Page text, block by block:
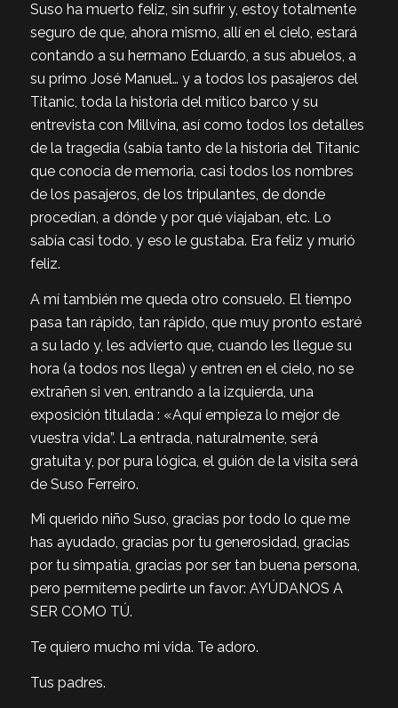
Suso ha muerto feliz, sin sufrir y, estoy totalmente
seguro de que, ahora mismo, allí en el cielo, estará
contando a su hermano Eduardo, a sus abuelos, a
su primo José Manuel… y a todos los pasajeros del
Titanic, toda la historia del mítico barco y su
entrevista con Millvina, así como todos los detalles
de la tragedia (sabía tanto de la historia del Titanic
que conocía de memoria, casi todos los nombres
de los pasajeros, de los tripulantes, de donde
procedían, a dónde y por qué viajaban, etc. Lo
sabía casi todo, y eso le gustaba. Era feliz y murió
feliz.
A mí también me queda otro consuelo. El tiempo
pasa tan rápido, tan rápido, que muy pronto estaré
a su lado y, les advierto que, cuando les llegue su
hora (a todos nos llega) y entren en el cielo, no se
extrañen si ven, entrando a la izquierda, una
exposición titulada : «Aquí empieza lo mejor de
vuestra vida”. La entrada, naturalmente, será
gratuita y, por pura lógica, el guión de la visita será
de Suso Ferreiro.
Mi querido niño Suso, gracias por todo lo que me
has ayudado, gracias por tu generosidad, gracias
por tu simpatía, gracias por ser tan buena persona,
pero permíteme pedirte un favor: AYÚDANOS A
SER COMO TÚ.
Te quiero mucho mi vida. Te adoro.
Tus padres.